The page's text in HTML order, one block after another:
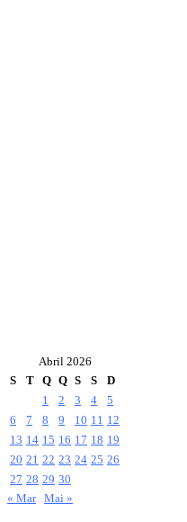
Abril 2026
S
T Q Q S S
D
1
2 3 4
5
6
7 8 9 10 11 12
13 14 15 16 17 18 19
20 21 22 23 24 25 26
27 28 29 30
« Mar Mai »